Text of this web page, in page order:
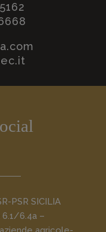
PSR SICILIA
6.4a –